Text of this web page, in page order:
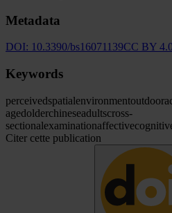
Metadata
DOI: 10.3390/bs16071139CC BY
Keywords
perceivedspatialenvironmentoutdoor
agedolderchineseadultscross-
sectionalexaminationaffective
Citer cette publication